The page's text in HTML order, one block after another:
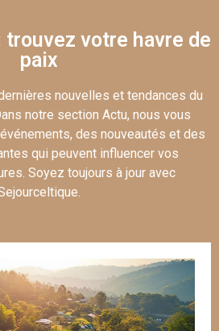
trouvez votre havre de
paix
nouvelles et tendances du
notre section Actu, nous vous
des nouveautés et des
qui peuvent influencer vos
Soyez toujours à jour avec